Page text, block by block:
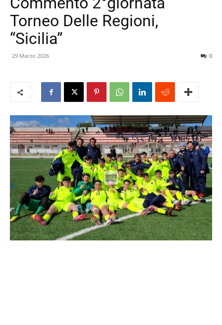
Torneo Delle Regioni,
“Sicilia”
29 Marzo 2026 0